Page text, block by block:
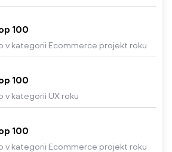
100
v kategorii Ecommerce projekt roku
100
v kategorii UX roku
100
v kategorii Ecommerce projekt roku